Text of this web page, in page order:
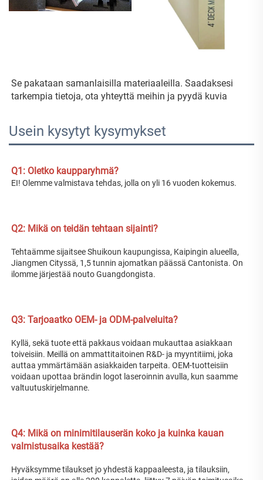
Se pakataan samanlaisilla materiaaleilla. Saadaksesi
tarkempia tietoja, ota yhteyttä meihin ja pyydä kuvia
Usein kysytyt kysymykset
Q1: Oletko kaupparyhmä?
EI! Olemme valmistava tehdas, jolla on yli 16 vuoden kokemus.
Q2: Mikä on teidän tehtaan sijainti?
Tehtaämme sijaitsee Shuikoun kaupungissa, Kaipingin alueella,
Jiangmen Cityssä, 1,5 tunnin ajomatkan päässä Cantonista. On
ilomme järjestää nouto Guangdongista.
Q3: Tarjoaatko OEM- ja ODM-palveluita?
Kyllä, sekä tuote että pakkaus voidaan mukauttaa asiakkaan
toiveisiin. Meillä on ammattitaitoinen R&D- ja myyntitiimi, joka
auttaa ymmärtämään asiakkaiden tarpeita. OEM-tuotteisiin
voidaan upottaa brändin logot laseroinnin avulla, kun saamme
valtuutuskirjelmanne.
Q4: Mikä on minimitilauserän koko ja kuinka kauan
valmistusaika kestää?
Hyväksymme tilaukset jo yhdestä kappaaleesta, ja tilauksiin,